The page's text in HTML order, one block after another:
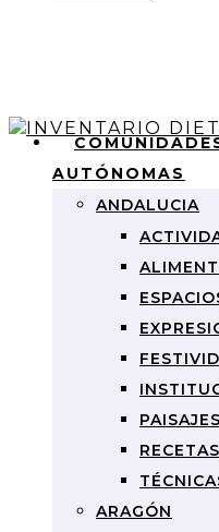
AUTÓNOMAS
ANDALUCIA
PAISAJES
RECETAS
ARAGÓN